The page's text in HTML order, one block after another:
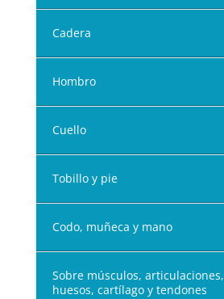
Cadera
Hombro
Cuello
Tobillo y pie
Codo, muñeca y mano
Sobre músculos, articulaciones,
huesos, cartílago y tendones